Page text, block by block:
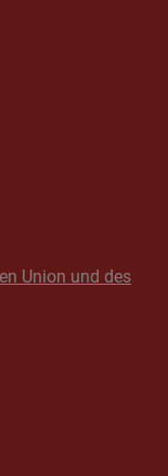
Union und des